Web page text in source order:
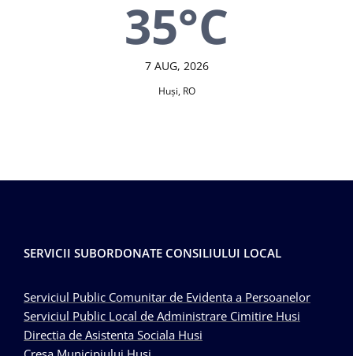
35°C
7 AUG, 2026
Huşi, RO
SERVICII SUBORDONATE CONSILIULUI LOCAL
Serviciul Public Comunitar de Evidenta a Persoanelor
Serviciul Public Local de Administrare Cimitire Husi
Directia de Asistenta Sociala Husi